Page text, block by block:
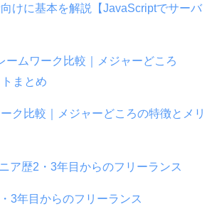
けに基本を解説【JavaScriptでサーバ
ク比較｜メジャーどころの特徴とメリ
3年目からのフリーランス